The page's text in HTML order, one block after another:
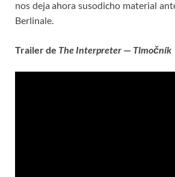
nos deja ahora susodicho material
Berlinale.
Trailer de The Interpreter — Tlmočník